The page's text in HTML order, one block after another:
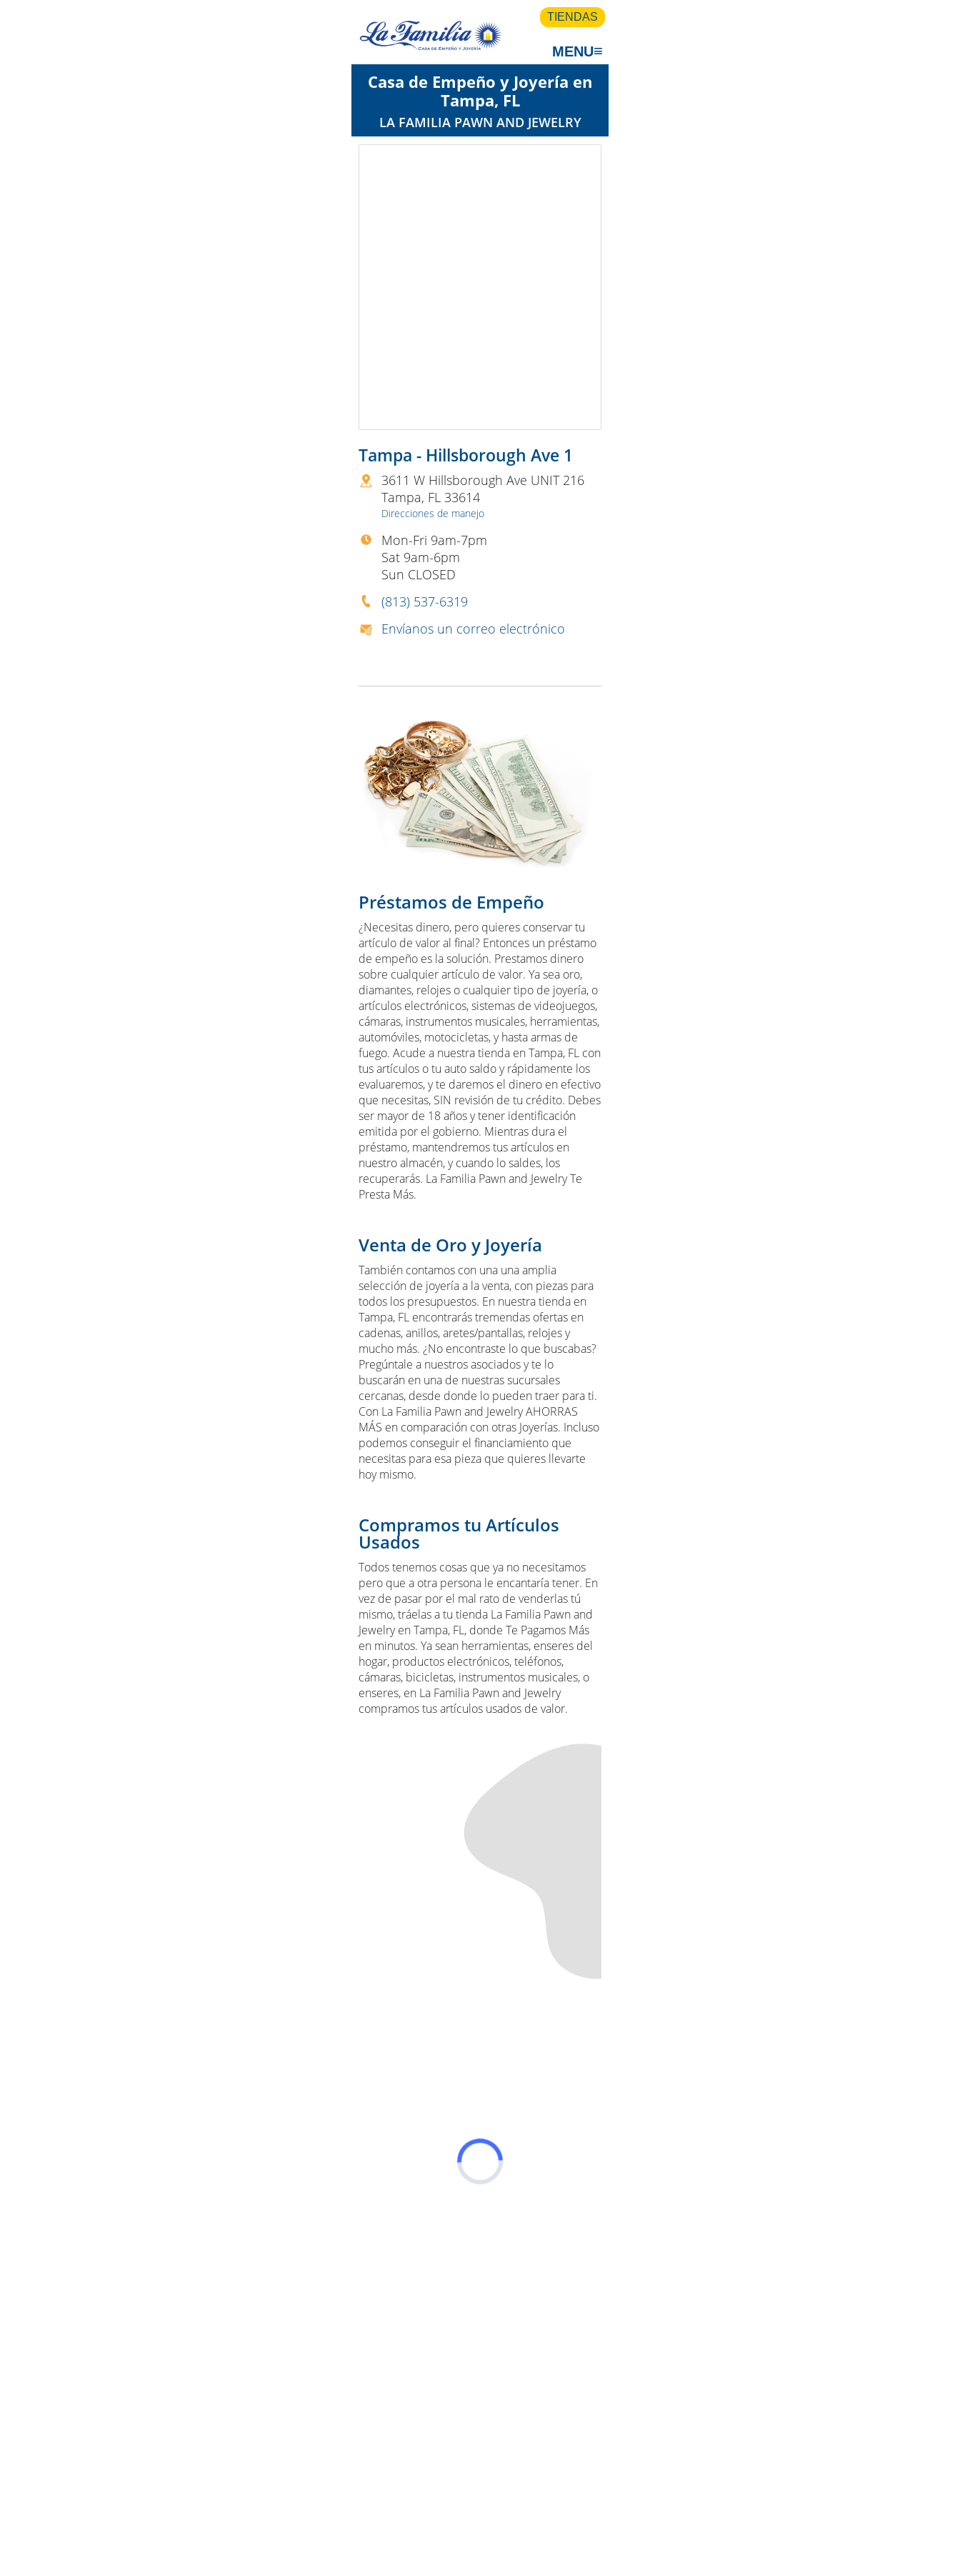
TIENDAS
MENU≡
Casa de Empeño y Joyería en
Tampa, FL
LA FAMILIA PAWN AND JEWELRY
Tampa - Hillsborough Ave 1
3611 W Hillsborough Ave UNIT 216
Tampa, FL 33614
Direcciones de manejo
Mon-Fri 9am-7pm
Sat 9am-6pm
Sun CLOSED
(813) 537-6319
Envíanos un correo electrónico
Préstamos de Empeño
¿Necesitas dinero, pero quieres conservar tu
artículo de valor al final? Entonces un préstamo
de empeño es la solución. Prestamos dinero
sobre cualquier artículo de valor. Ya sea oro,
diamantes, relojes o cualquier tipo de joyería, o
artículos electrónicos, sistemas de videojuegos,
cámaras, instrumentos musicales, herramientas,
automóviles, motocicletas, y hasta armas de
fuego. Acude a nuestra tienda en Tampa, FL con
tus artículos o tu auto saldo y rápidamente los
evaluaremos, y te daremos el dinero en efectivo
que necesitas, SIN revisión de tu crédito. Debes
ser mayor de 18 años y tener identificación
emitida por el gobierno. Mientras dura el
préstamo, mantendremos tus artículos en
nuestro almacén, y cuando lo saldes, los
recuperarás. La Familia Pawn and Jewelry Te
Presta Más.
Venta de Oro y Joyería
También contamos con una una amplia
selección de joyería a la venta, con piezas para
todos los presupuestos. En nuestra tienda en
Tampa, FL encontrarás tremendas ofertas en
cadenas, anillos, aretes/pantallas, relojes y
mucho más. ¿No encontraste lo que buscabas?
Pregúntale a nuestros asociados y te lo
buscarán en una de nuestras sucursales
cercanas, desde donde lo pueden traer para ti.
Con La Familia Pawn and Jewelry AHORRAS
MÁS en comparación con otras Joyerías. Incluso
podemos conseguir el financiamiento que
necesitas para esa pieza que quieres llevarte
hoy mismo.
Compramos tu Artículos
Usados
Todos tenemos cosas que ya no necesitamos
pero que a otra persona le encantaría tener. En
vez de pasar por el mal rato de venderlas tú
mismo, tráelas a tu tienda La Familia Pawn and
Jewelry en Tampa, FL, donde Te Pagamos Más
en minutos. Ya sean herramientas, enseres del
hogar, productos electrónicos, teléfonos,
cámaras, bicicletas, instrumentos musicales, o
enseres, en La Familia Pawn and Jewelry
compramos tus artículos usados de valor.